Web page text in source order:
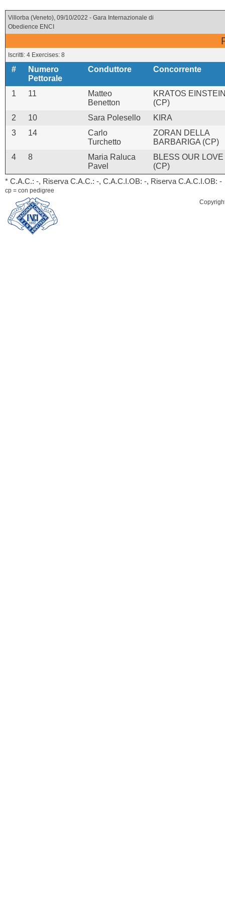
Villorba (Veneto), 09/10/2022 - Gara Internazionale di
Obedience ENCI
Iscritti: 4 Exercises: 8
#
Numero
Pettorale
Conduttore Concorrente
1 11
Matteo
Benetton
KRATOS
(CP)
2
10 Sara Polesello
KIRA
3
14
Carlo
Turchetto
ZORAN DELLA
BARBARIGA (CP)
4
8
Maria Raluca
Pavel
BLESS OUR LOVE
(CP)
* C.A.C.: -, Riserva C.A.C.: -, C.A.C.I.OB: -, Riserva C.A.C.I.OB: -
cp = con pedigree